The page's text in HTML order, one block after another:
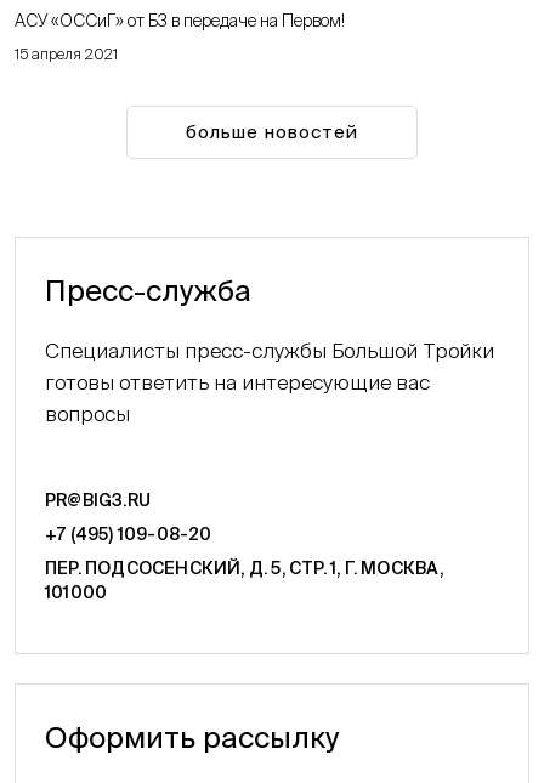
15 апреля 2021
АСУ «ОССиГ» от Б3 в передаче на Первом!
больше новостей
Пресс-служба
Специалисты пресс-службы Большой Тройки
готовы ответить на интересующие вас
вопросы
PR@BIG3.RU
+7 (495) 109-08-20
ПЕР. ПОДСОСЕНСКИЙ, Д. 5, СТР. 1, Г. МОСКВА,
101000
Оформить рассылку